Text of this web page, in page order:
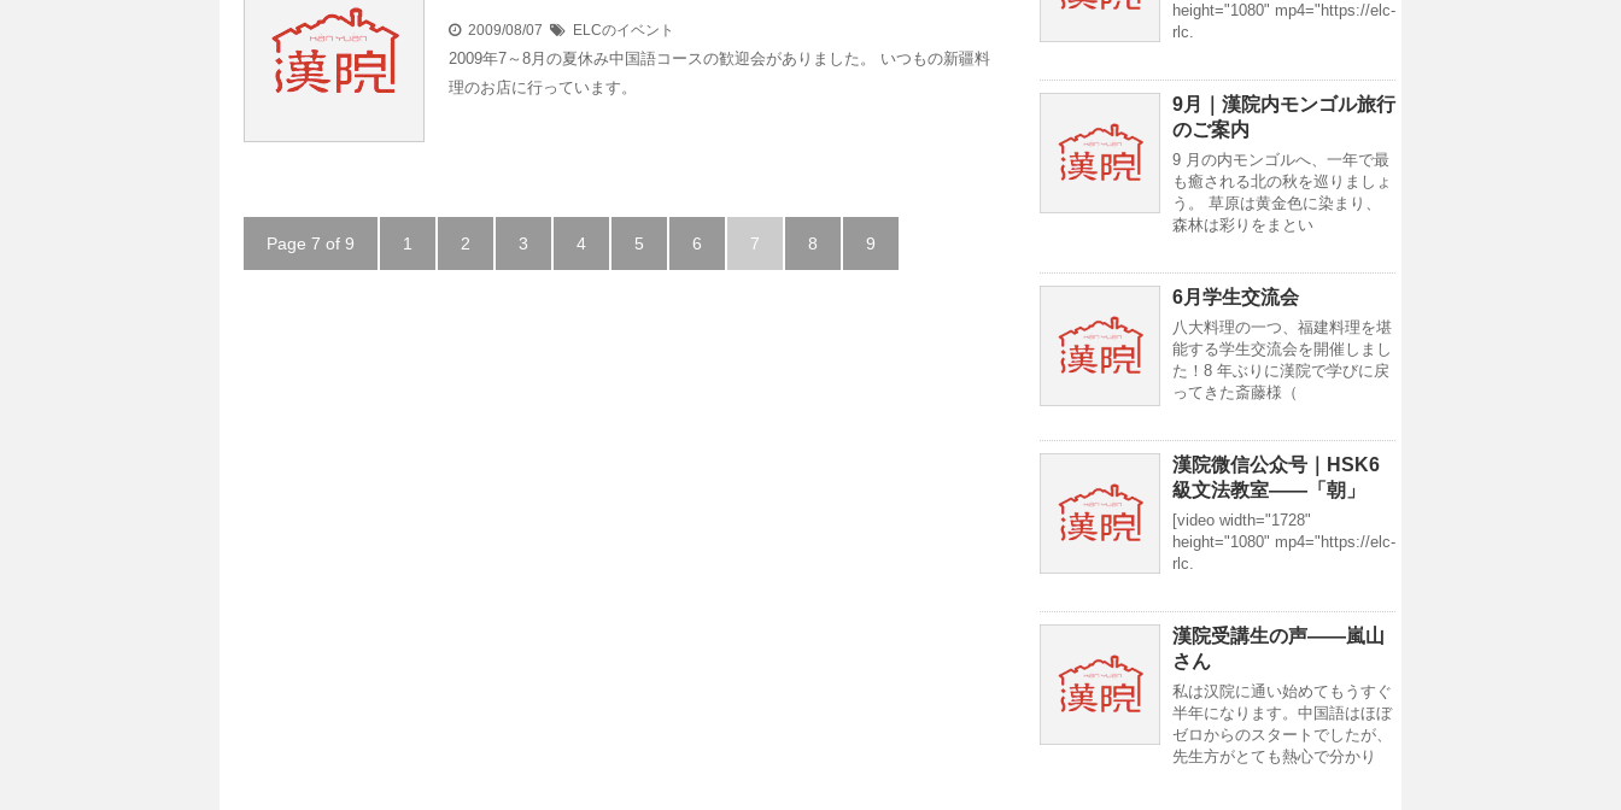
2009/08/07 ELCのイベント
2009年7～8月の夏休み中国語コースの歓迎会がありました。 いつもの新疆料
理のお店に行っています。
Page 7 of 9 1 2 3 4 5 6 7 8 9
height="1080" mp4="https://elc-
rlc.
9月｜漢院内モンゴル旅行
のご案内
9 月の内モンゴルへ、一年で最
も癒される北の秋を巡りましょ
う。 草原は黄金色に染まり、
森林は彩りをまとい
6月学生交流会
八大料理の一つ、福建料理を堪
能する学生交流会を開催しまし
た！8 年ぶりに漢院で学びに戻
ってきた斎藤様（
漢院微信公众号｜HSK6
級文法教室——「朝」
[video width="1728"
height="1080" mp4="https://elc-
rlc.
漢院受講生の声——嵐山
さん
私は汉院に通い始めてもうすぐ
半年になります。中国語はほぼ
ゼロからのスタートでしたが、
先生方がとても熱心で分かり